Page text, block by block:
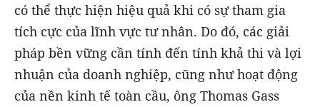
có thể thực hiện hiệu quả khi có sự tham gia
tích cực của lĩnh vực tư nhân. Do đó, các giải
pháp bền vững cần tính đến tính khả thi và lợi
nhuận của doanh nghiệp, cũng như hoạt động
của nền kinh tế toàn cầu, ông Thomas Gass